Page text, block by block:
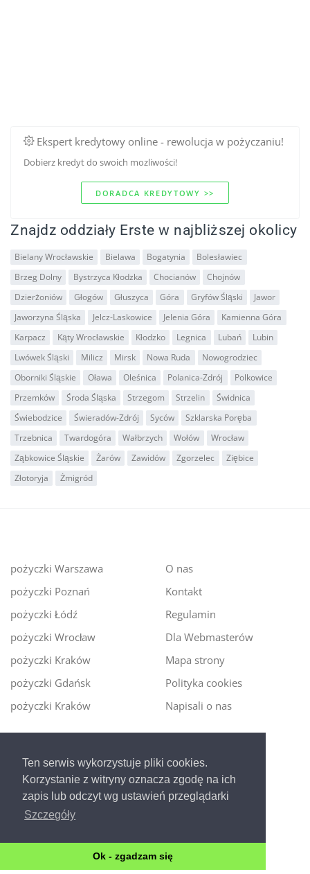
Ten serwis wykorzystuje pliki cookies.
Korzystanie z witryny oznacza zgodę na ich
zapis lub odczyt wg ustawień przeglądarki
Szczegóły
Ok - zgadzam się
Ekspert kredytowy online - rewolucja w pożyczaniu!
Dobierz kredyt do swoich mozliwości!
DORADCA KREDYTOWY >>
Znajdz oddziały Erste w najbliższej okolicy
Bielany Wrocławskie Bielawa Bogatynia
Bolesławiec
Brzeg Dolny
Bystrzyca Kłodzka Chocianów
Chojnów
Dzierżoniów
Głogów Głuszyca Góra Gryfów Śląski
Jawor
Jaworzyna Śląska
Jelcz-Laskowice Jelenia Góra
Kamienna Góra
Karpacz
Kąty Wrocławskie Kłodzko Legnica Lubań
Lubin
Lwówek Śląski
Milicz Mirsk Nowa Ruda
Nowogrodziec
Oborniki Śląskie
Oława Oleśnica Polanica-Zdrój
Polkowice
Przemków
Środa Śląska Strzegom Strzelin
Świdnica
Świebodzice
Świeradów-Zdrój Syców
Szklarska Poręba
Trzebnica
Twardogóra Wałbrzych Wołów
Wrocław
Ząbkowice Śląskie
Żarów Zawidów Zgorzelec
Ziębice
Złotoryja
Żmigród
pożyczki Warszawa
pożyczki Poznań
pożyczki Łódź
pożyczki Wrocław
pożyczki Kraków
pożyczki Gdańsk
pożyczki Kraków
O nas
Kontakt
Regulamin
Dla Webmasterów
Mapa strony
Polityka cookies
Napisali o nas
Ekspert kredytowy online - nowa era szybkiego i
bezpiecznego pożyczania!